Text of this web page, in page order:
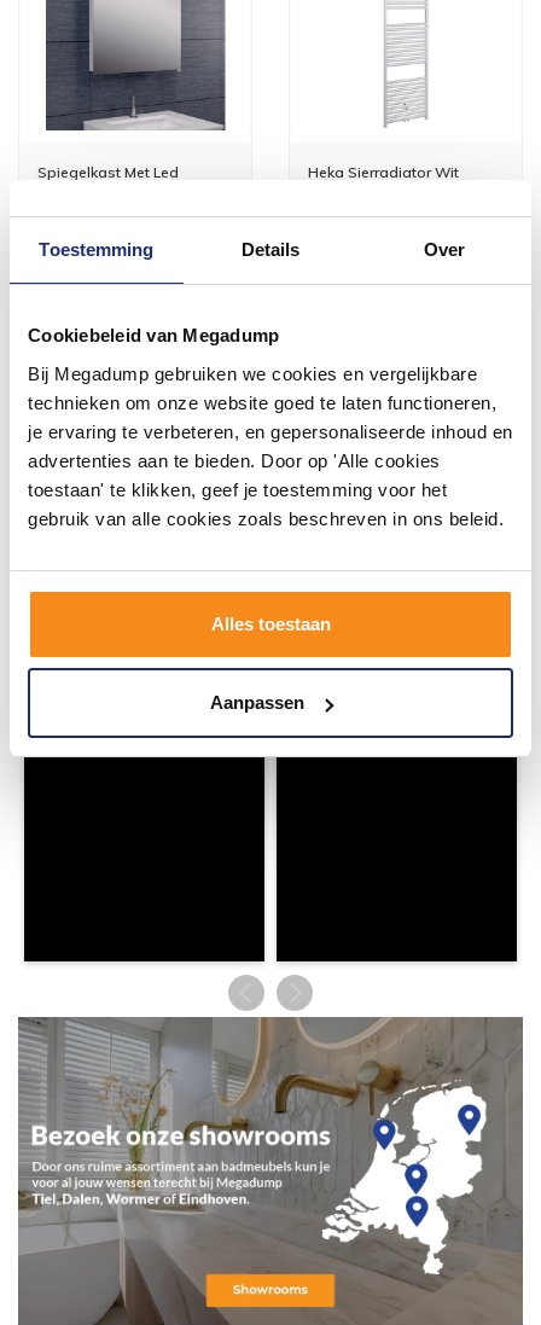
Toestemming Details Over
Cookiebeleid van Megadump
Bij Megadump gebruiken we cookies en vergelijkbare
technieken om onze website goed te laten functioneren,
je ervaring te verbeteren, en gepersonaliseerde inhoud en
advertenties aan te bieden. Door op 'Alle cookies
toestaan' te klikken, geef je toestemming voor het
gebruik van alle cookies zoals beschreven in ons beleid.
Alles toestaan
Aanpassen
Spiegelkast Met Led
Aluminium
volgende werkdag in huis
532,40
Meer info
Heka Sierradiator Wit
Aansluiting
volgende werkdag in huis
204,49
Meer info
en tag @megadumpnl. Samen bouwen we een
badkamerstijlen. Doe je mee?